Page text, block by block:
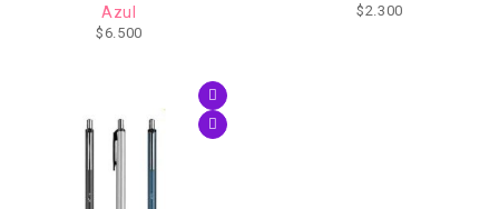
Azul
$6.500
$2.300